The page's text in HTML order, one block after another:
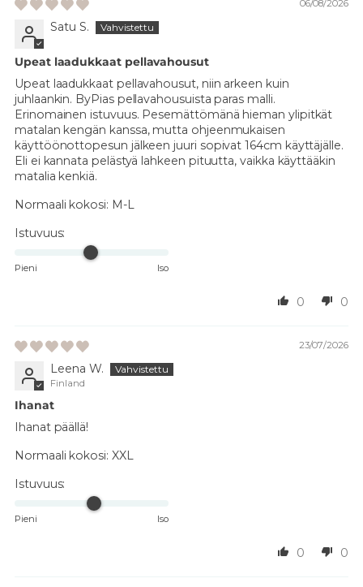
06/08/2026
Satu S.
Upeat laadukkaat pellavahousut
Upeat laadukkaat pellavahousut, niin arkeen kuin
juhlaankin. ByPias pellavahousuista paras malli.
Erinomainen istuvuus. Pesemättömänä hieman ylipitkät
matalan kengän kanssa, mutta ohjeenmukaisen
käyttöönottopesun jälkeen juuri sopivat 164cm käyttäjälle.
Eli ei kannata pelästyä lahkeen pituutta, vaikka käyttääkin
matalia kenkiä.
Normaali kokosi: M-L
Istuvuus:
Pieni Iso
0 0
23/07/2026
Leena W.
Finland
Ihanat
Ihanat päällä!
Normaali kokosi: XXL
Istuvuus:
Pieni Iso
0 0